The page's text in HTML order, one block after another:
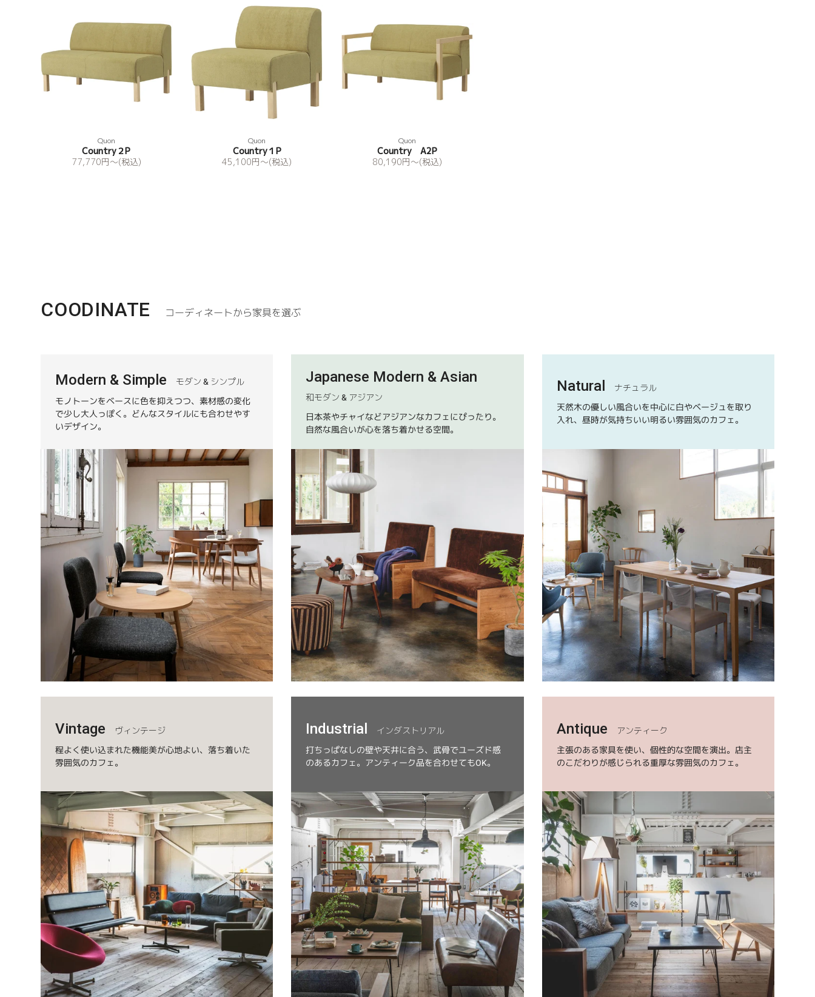
Quon
Country２P
77,770円〜(税込)
Quon
Country１P
45,100円〜(税込)
Quon
Country A2P
80,190円〜(税込)
COODINATE コーディネートから家具を選ぶ
Modern & Simple モダン & シンプル
モノトーンをベースに色を抑えつつ、素材感の変化
で少し大人っぽく。どんなスタイルにも合わせやす
いデザイン。
Japanese Modern & Asian
和モダン & アジアン
日本茶やチャイなどアジアンなカフェにぴったり。
自然な風合いが心を落ち着かせる空間。
Natural ナチュラル
天然木の優しい風合いを中心に白やベージュを取り
入れ、昼時が気持ちいい明るい雰囲気のカフェ。
Vintage ヴィンテージ
程よく使い込まれた機能美が心地よい、落ち着いた
雰囲気のカフェ。
Industrial インダストリアル
打ちっぱなしの壁や天井に合う、武骨でユーズド感
のあるカフェ。アンティーク品を合わせてもOK。
Antique アンティーク
主張のある家具を使い、個性的な空間を演出。店主
のこだわりが感じられる重厚な雰囲気のカフェ。